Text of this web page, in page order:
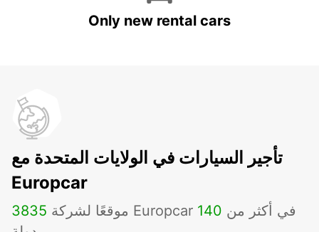
Only new rental cars
تأجير السيارات في الولايات المتحدة مع
Europcar
3835 موقعًا لشركة Europcar في أكثر من 140